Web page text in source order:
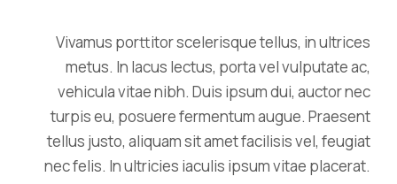
Vivamus porttitor scelerisque tellus, in ultrices
metus. In lacus lectus, porta vel vulputate ac,
vehicula vitae nibh. Duis ipsum dui, auctor nec
turpis eu, posuere fermentum augue. Praesent
tellus justo, aliquam sit amet facilisis vel, feugiat
nec felis. In ultricies iaculis ipsum vitae placerat.